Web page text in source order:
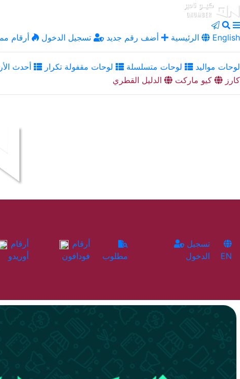
الرئيسية أضف رقم جديد تسجيل الدخول أرقام English
لوحات مواليد لوحات متسلسلة لوحات مقفولة تكرار أحدث
كارز
كيو ماركت الدليل القطري
أوريدو
فودافون
مطلوب
الدخول
EN